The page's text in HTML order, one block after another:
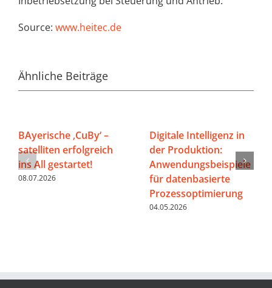
Source: www.heitec.de
Ähnliche Beiträge
BAyerische ‚CuBy‘ –
satelliten erfolgreich
ins All gestartet!
08.07.2026
Digitale Intelligenz in
der Produktion:
Anwendungsbeispiele
für datenbasierte
Prozessoptimierung
04.05.2026